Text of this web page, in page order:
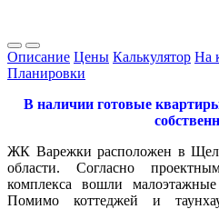
Описание Цены Калькулятор На
Планировки
В наличии готовые
ЖК Варежки расположен в
области. Согласно
комплекса вошли
Помимо коттеджей и